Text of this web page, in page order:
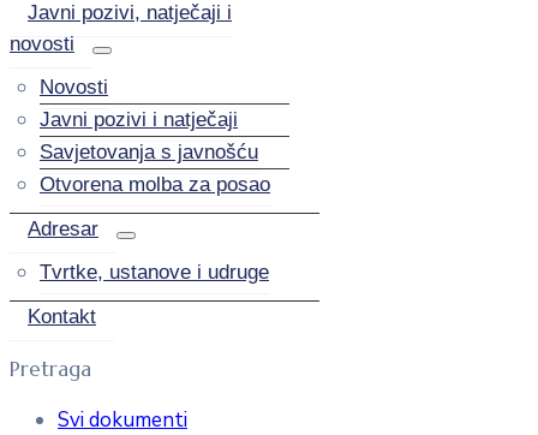
Javni pozivi, natječaji i
novosti
Novosti
Javni pozivi i natječaji
Savjetovanja s javnošću
Otvorena molba za posao
Adresar
Tvrtke, ustanove i udruge
Kontakt
Pretraga
Svi dokumenti